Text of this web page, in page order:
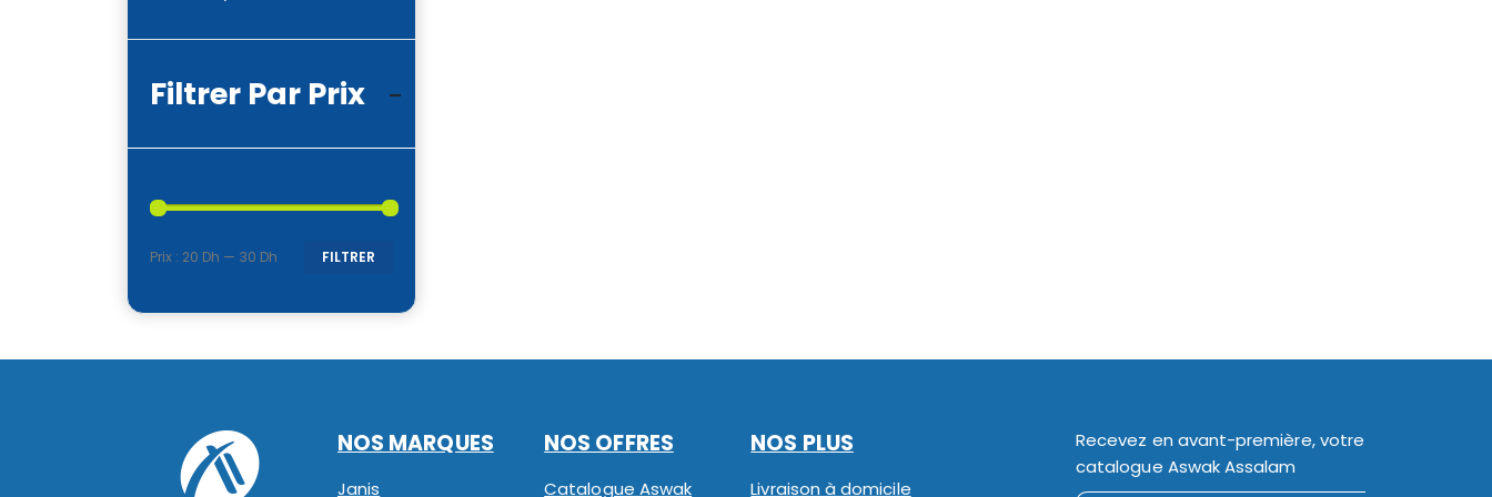
Filtrer Par Prix
FILTRER
Prix : 20 Dh — 30 Dh
NOS MARQUES
Janis
NOS OFFRES
Catalogue Aswak
NOS PLUS
Livraison à domicile
Recevez en avant-première, votre
catalogue Aswak Assalam